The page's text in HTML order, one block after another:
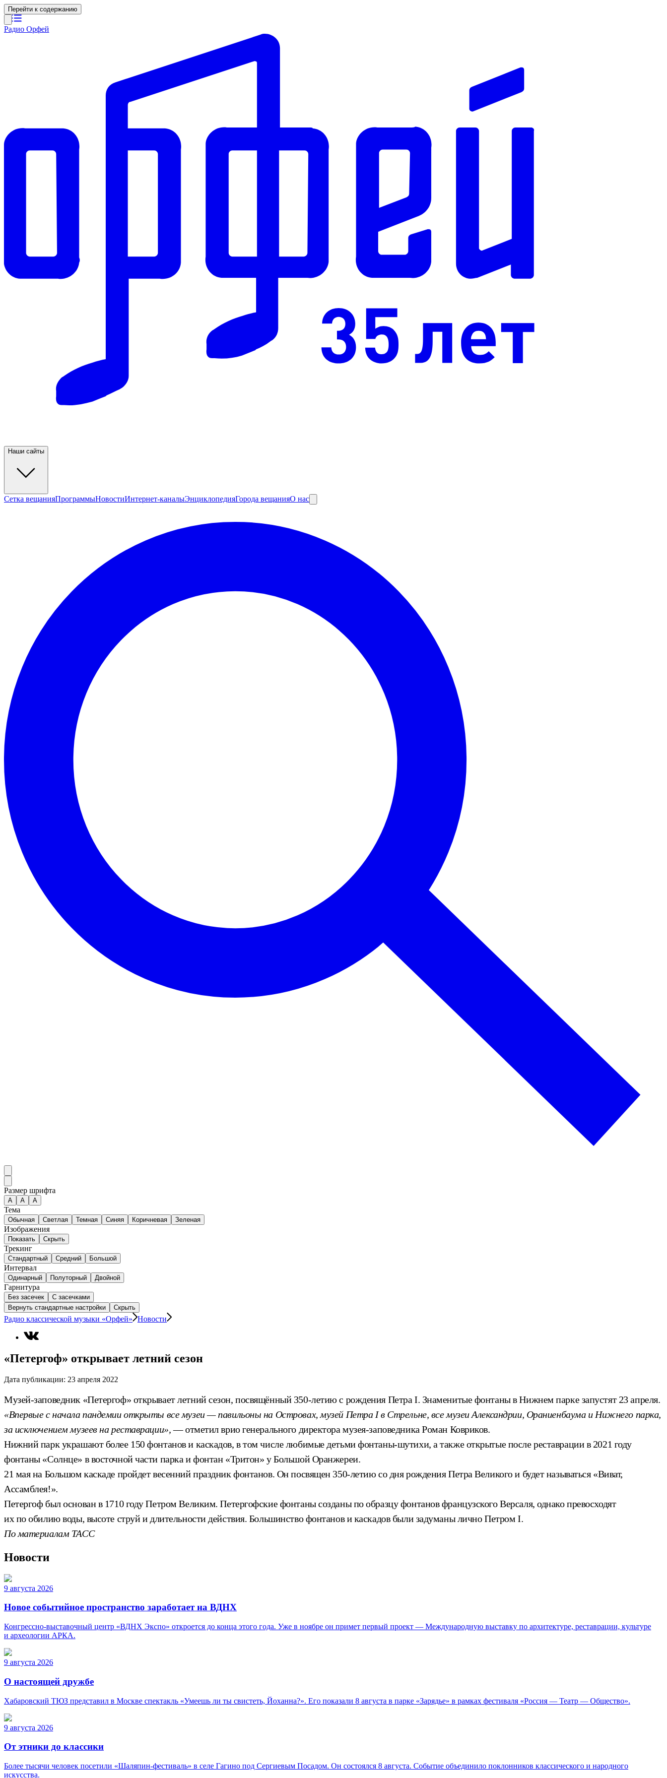
Перейти к содержанию
Радио Орфей
Наши сайты
Сетка вещанияПрограммыНовостиИнтернет-каналыЭнциклопедияГорода вещанияО нас
Размер шрифта
А A A
Тема
Обычная Светлая Темная Синяя Коричневая Зеленая
Изображения
Показать Скрыть
Трекинг
Стандартный Средний Большой
Интервал
Одинарный Полуторный Двойной
Гарнитура
Без засечек
С засечками
Вернуть стандартные настройки
Скрыть
Радио классической музыки «Орфей» Новости
«Петергоф» открывает летний сезон
Дата публикации: 23 апреля 2022
Музей-заповедник «Петергоф» открывает летний сезон, посвящённый 350-летию с рождения Петра I. Знаменитые фонтаны в Нижнем парке запустят 23 апреля.
«Впервые с начала пандемии открыты все музеи — павильоны на Островах, музей Петра I в Стрельне, все музеи Александрии, Ораниенбаума и Нижнего парка,
за исключением музеев на реставрации»,— отметил врио генерального директора музея-заповедника Роман Ковриков.
Нижний парк украшают более 150 фонтанов и каскадов, в том числе любимые детьми фонтаны-шутихи, а также открытые после реставрации в 2021 году
фонтаны «Солнце» в восточной части парка и фонтан «Тритон» у Большой Оранжереи.
21 мая на Большом каскаде пройдет весенний праздник фонтанов. Он посвящен 350-летию со дня рождения Петра Великого и будет называться «Виват,
Ассамблея!».
Петергоф был основан в 1710 году Петром Великим. Петергофские фонтаны созданы по образцу фонтанов французского Версаля, однако превосходят
их по обилию воды, высоте струй и длительности действия. Большинство фонтанов и каскадов были задуманы лично Петром I.
По материалам ТАСС
Новости
9 августа 2026
Новое событийное пространство заработает на ВДНХ
Конгрессно-выставочный центр «ВДНХ Экспо» откроется до конца этого года. Уже в ноябре он примет первый проект — Международную выставку по архитектуре, реставрации, культуре
и археологии АРКА.
9 августа 2026
О настоящей дружбе
Хабаровский ТЮЗ представил в Москве спектакль «Умеешь ли ты свистеть, Йоханна?». Его показали 8 августа в парке «Зарядье» в рамках фестиваля «Россия — Театр — Общество».
9 августа 2026
От этники до классики
Более тысячи человек посетили «Шаляпин-фестиваль» в селе Гагино под Сергиевым Посадом. Он состоялся 8 августа. Событие объединило поклонников классического и народного
искусства.